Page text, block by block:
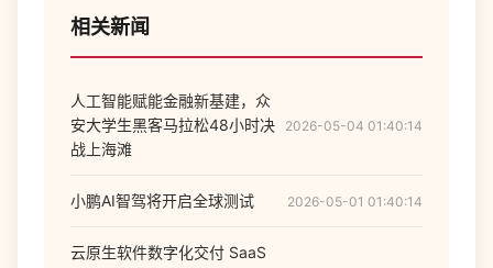
相关新闻
人工智能赋能金融新基建，众
安大学生黑客马拉松48小时决
战上海滩
2026-05-04 01:40:14
小鹏AI智驾将开启全球测试 2026-05-01 01:40:14
云原生软件数字化交付 SaaS